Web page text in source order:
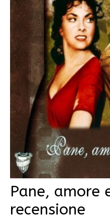
Pane, amore
recensione